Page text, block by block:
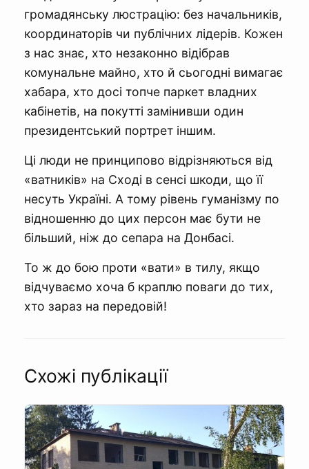
громадянську люстрацію: без начальників,
координаторів чи публічних лідерів. Кожен
з нас знає, хто незаконно відібрав
комунальне майно, хто й сьогодні вимагає
хабара, хто досі топче паркет владних
кабінетів, на покутті замінивши один
президентський портрет іншим.
Ці люди не принципово відрізняються від
«ватників» на Сході в сенсі шкоди, що її
несуть Україні. А тому рівень гуманізму по
відношенню до цих персон має бути не
більший, ніж до сепара на Донбасі.
То ж до бою проти «вати» в тилу, якщо
відчуваємо хоча б краплю поваги до тих,
хто зараз на передовій!
Схожі публікації